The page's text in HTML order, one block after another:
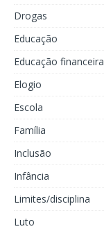
Drogas
Educação
Educação financeira
Elogio
Escola
Família
Inclusão
Infância
Limites/disciplina
Luto